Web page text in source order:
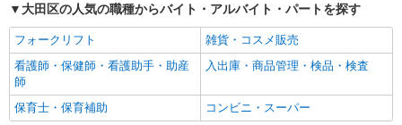
社会保険あり
まかない・食事補助
社割・特典あり
制服貸与
研修制度あり
社員登用あり
同じ職種から求人を探す
大田区の人気の職種からバイト・アルバイト・パートを探す
フォークリフト
雑貨・コスメ販売
看護師・保健師・看護助手・助産
師
入出庫・商品管理・検品・検査
保育士・保育補助 コンビニ・スーパー